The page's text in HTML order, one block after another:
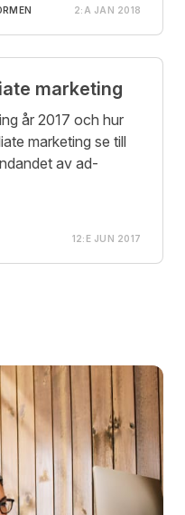
2:A JAN 2018
marketing
år 2017 och hur
marketing se till
av ad-
12:E JUN 2017